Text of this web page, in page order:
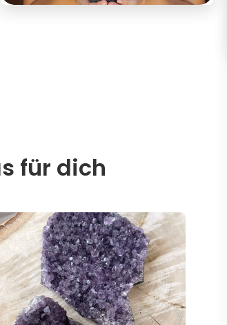
für dich